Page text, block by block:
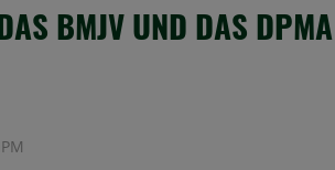
BMJV UND DAS DPMA